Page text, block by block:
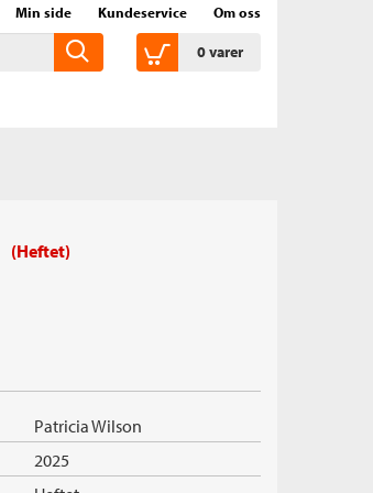
Min side Kundeservice Om oss
0varer
(Heftet)
Patricia Wilson
2025